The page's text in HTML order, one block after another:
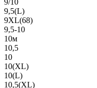
9,5(L)
9XL(68)
9,5-10
10м
10,5
10
10(XL)
10(L)
10,5(XL)